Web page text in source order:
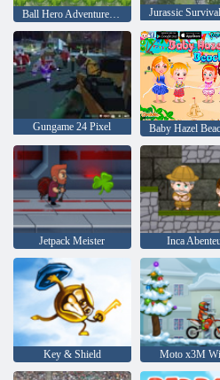
Gungame 24 Pixel
Jetpack Meister Inca
Key & Shield Moto x3M